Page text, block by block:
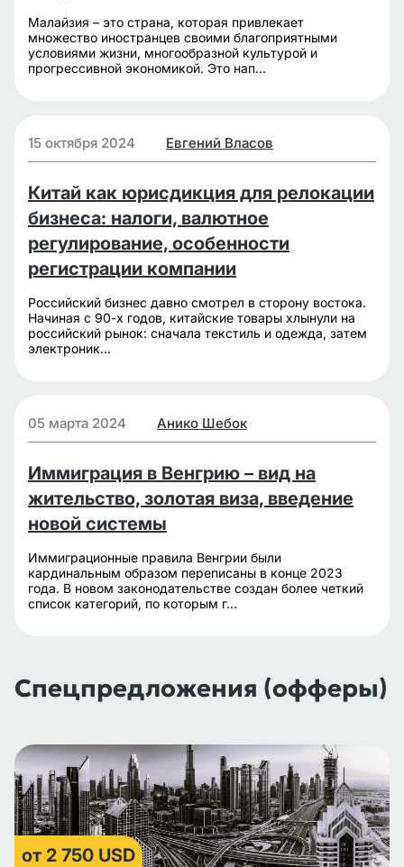
Малайзия – это страна, которая привлекает
множество иностранцев своими благоприятными
условиями жизни, многообразной культурой и
прогрессивной экономикой. Это нап...
15 октября 2024 Евгений Власов
Китай как юрисдикция для релокации
бизнеса: налоги, валютное
регулирование, особенности
регистрации компании
Российский бизнес давно смотрел в сторону востока.
Начиная с 90-х годов, китайские товары хлынули на
российский рынок: сначала текстиль и одежда, затем
электроник...
05 марта 2024 Анико Шебок
Иммиграция в Венгрию – вид на
жительство, золотая виза, введение
новой системы
Иммиграционные правила Венгрии были
кардинальным образом переписаны в конце 2023
года. В новом законодательстве создан более четкий
список категорий, по которым г...
Спецпредложения (офферы)
от 2 750 USD